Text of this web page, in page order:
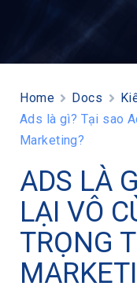
Home Docs
Ads là gì? Tại sao
Marketing?
ADS LÀ
LẠI VÔ
TRỌNG